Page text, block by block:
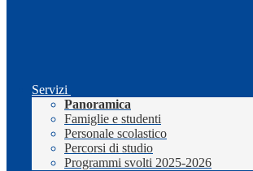
Servizi
Panoramica
Famiglie e studenti
Personale scolastico
Percorsi di studio
Programmi svolti 2025-2026